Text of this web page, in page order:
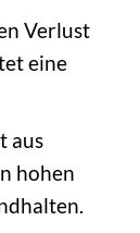
Verlust
eine
aus
hohen